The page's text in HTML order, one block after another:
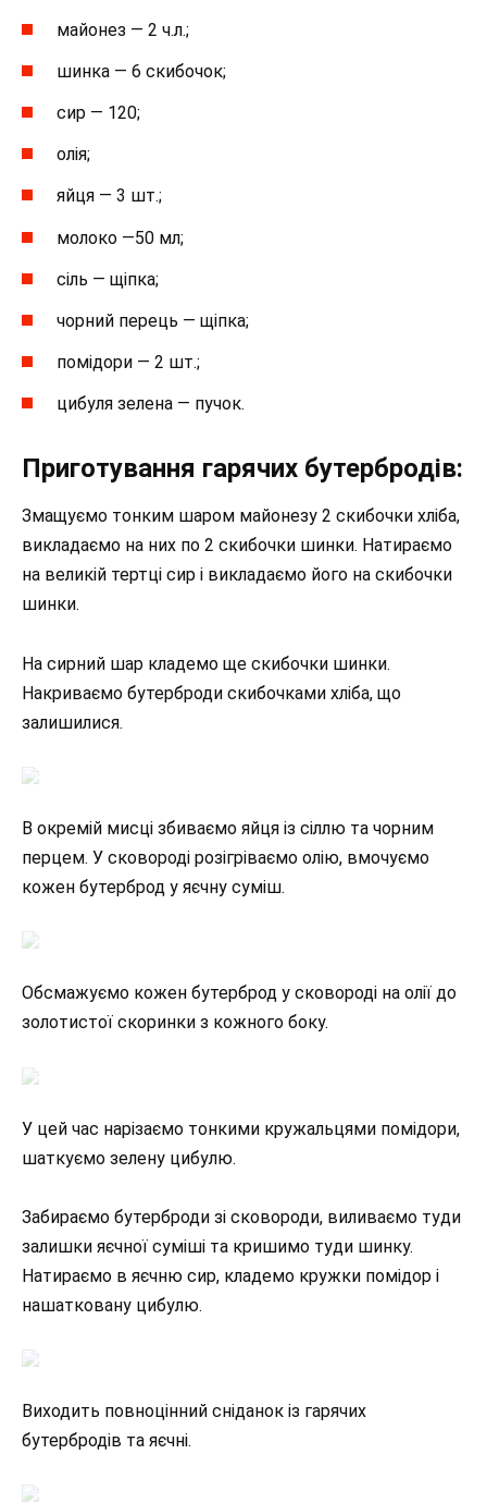
майонез — 2 ч.л.;
шинка — 6 скибочок;
сир — 120;
олія;
яйця — 3 шт.;
молоко —50 мл;
сіль — щіпка;
чорний перець — щіпка;
помідори — 2 шт.;
цибуля зелена — пучок.
Приготування гарячих бутербродів:
Змащуємо тонким шаром майонезу 2 скибочки хліба,
викладаємо на них по 2 скибочки шинки. Натираємо
на великій тертці сир і викладаємо його на скибочки
шинки.
На сирний шар кладемо ще скибочки шинки.
Накриваємо бутерброди скибочками хліба, що
залишилися.
В окремій мисці збиваємо яйця із сіллю та чорним
перцем. У сковороді розігріваємо олію, вмочуємо
кожен бутерброд у яєчну суміш.
Обсмажуємо кожен бутерброд у сковороді на олії до
золотистої скоринки з кожного боку.
У цей час нарізаємо тонкими кружальцями помідори,
шаткуємо зелену цибулю.
Забираємо бутерброди зі сковороди, виливаємо туди
залишки яєчної суміші та кришимо туди шинку.
Натираємо в яєчню сир, кладемо кружки помідор і
нашатковану цибулю.
Виходить повноцінний сніданок із гарячих
бутербродів та яєчні.